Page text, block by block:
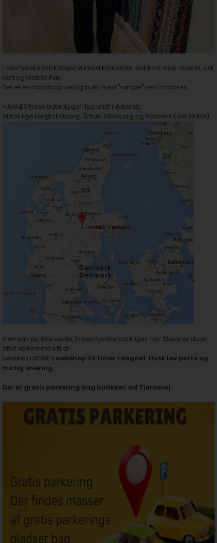
I den fysiske butik tager vi imod kontanter, dankort, visa, master, udl
kort og Mobile Pay.
Det er en handicap venlig butik med "rampe" ved fordøren.
HANNES fysisk butik ligger lige midt i Jyllands.
Vi har lige langt til Viborg, Århus, Silkeborg og Randers ( ca 30 km)
Men kan du ikke vente, til den fysiske butik igen har åbent er du jo
altid velkommen til at
bestille i HANNES webshop 24 timer i døgnet. Husk lav porto og
hurtig levering.
Der er gratis parkering bag butikken ad Tjørnevej.